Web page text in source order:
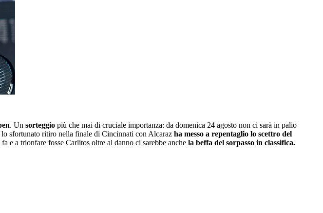
. Un sorteggio più che mai di cruciale importanza: da domenica 24 agosto non ci sarà in palio
sfortunato ritiro nella finale di Cincinnati con Alcaraz ha messo a repentaglio lo scettro del
e a trionfare fosse Carlitos oltre al danno ci sarebbe anche la beffa del sorpasso in classifica.